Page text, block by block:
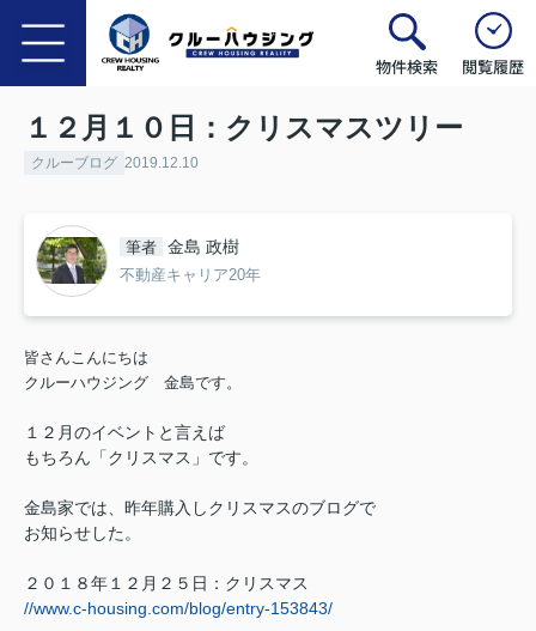
物件検索 閲覧履歴
１２月１０日：クリスマスツリー
クルーブログ 2019.12.10
筆者 金島 政樹
不動産キャリア20年
皆さんこんにちは
クルーハウジング 金島です。
１２月のイベントと言えば
もちろん「クリスマス」です。
金島家では、昨年購入しクリスマスのブログで
お知らせした。
２０１８年１２月２５日：クリスマス
//www.c-housing.com/blog/entry-153843/